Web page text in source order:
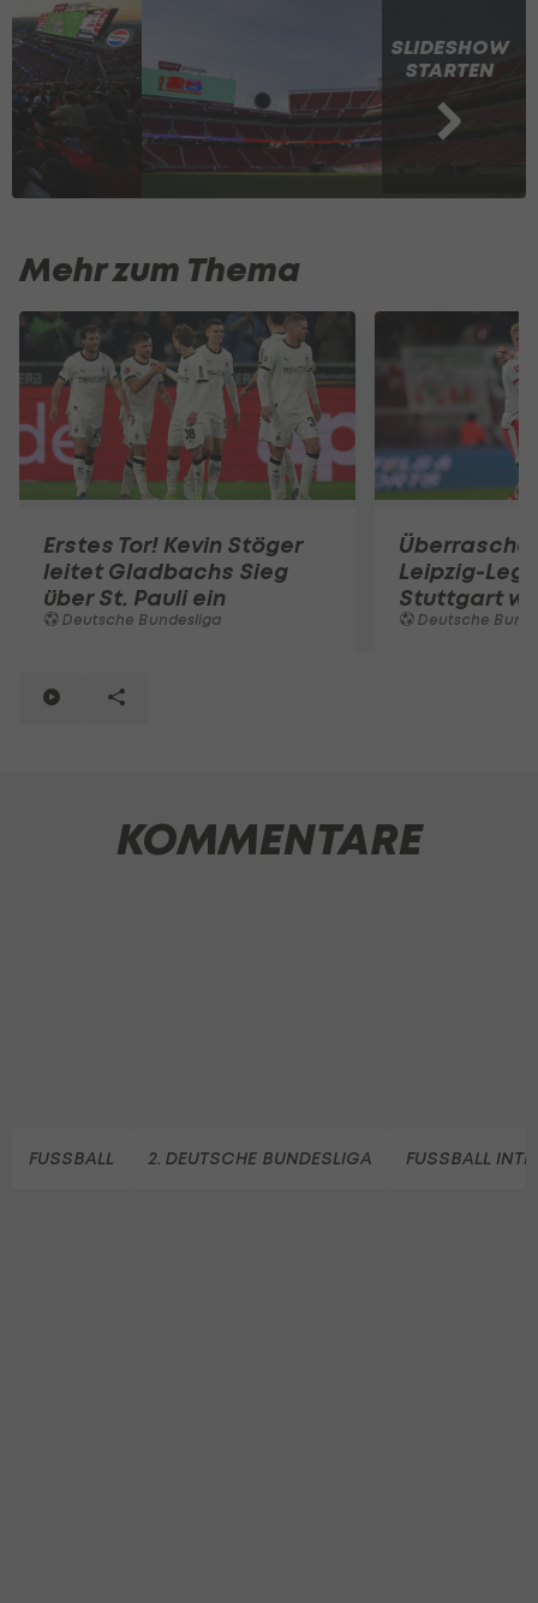
SLIDESHOW
STARTEN
Mehr zum Thema
Erstes Tor! Kevin Stöger
leitet Gladbachs Sieg
über St. Pauli ein
Deutsche Bundesliga
Leipzig-
Stuttgart
Deutsche
KOMMENTARE
FUSSBALL 2. DEUTSCHE BUNDESLIGA FUSSBALL